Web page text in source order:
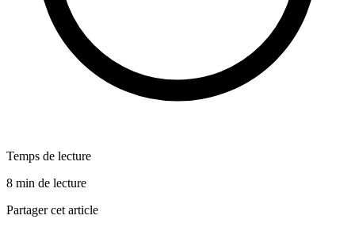
Temps de lecture
8 min de lecture
Partager cet article